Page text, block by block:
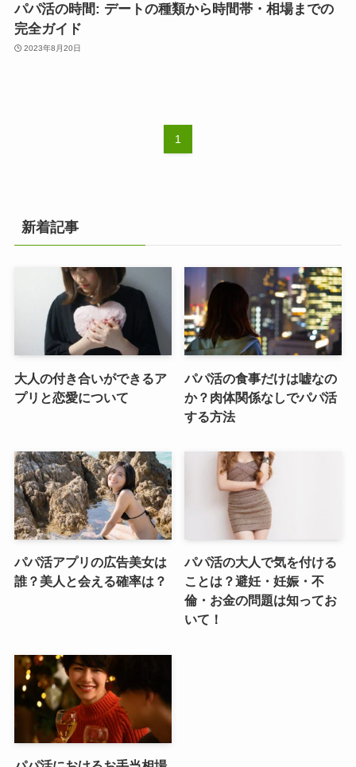
パパ活の時間: デートの種類から時間帯・相場までの
完全ガイド
2023年8月20日
1
新着記事
大人の付き合いができるア
プリと恋愛について
パパ活の食事だけは嘘なの
か？肉体関係なしでパパ活
する方法
パパ活アプリの広告美女は
誰？美人と会える確率は？
パパ活の大人で気を付ける
ことは？避妊・妊娠・不
倫・お金の問題は知ってお
いて！